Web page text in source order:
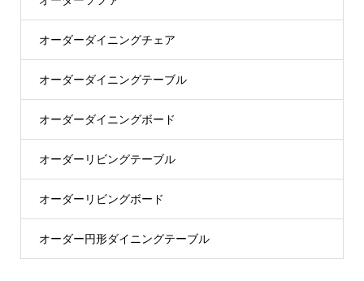
オーダーダイニングチェア
オーダーダイニングテーブル
オーダーダイニングボード
オーダーリビングテーブル
オーダーリビングボード
オーダー円形ダイニングテーブル